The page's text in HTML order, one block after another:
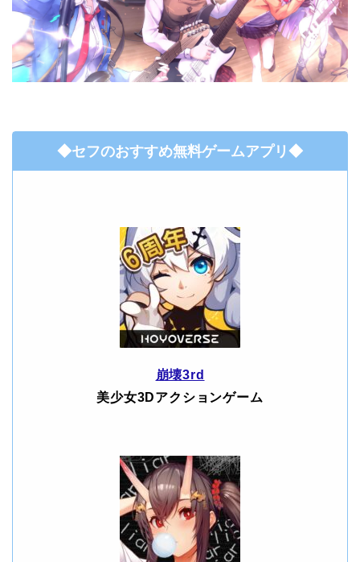
◆セフのおすすめ無料ゲームアプリ◆
崩壊3rd
美少女3Dアクションゲーム